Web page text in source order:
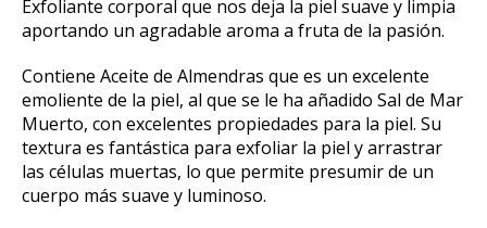
Exfoliante corporal que nos deja la piel suave y limpia
aportando un agradable aroma a fruta de la pasión.
Contiene Aceite de Almendras que es un excelente
emoliente de la piel, al que se le ha añadido Sal de Mar
Muerto, con excelentes propiedades para la piel. Su
textura es fantástica para exfoliar la piel y arrastrar
las células muertas, lo que permite presumir de un
cuerpo más suave y luminoso.